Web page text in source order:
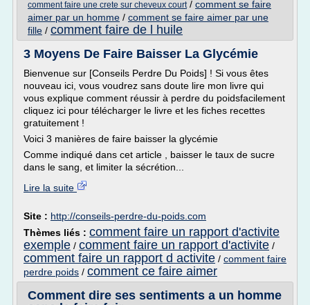
comment faire une crete sur cheveux court/ comment se faire
aimer par un homme / comment se faire aimer par une
fille / comment faire de l huile
3 Moyens De Faire Baisser La Glycémie
Bienvenue sur [Conseils Perdre Du Poids] ! Si vous êtes
nouveau ici, vous voudrez sans doute lire mon livre qui
vous explique comment réussir à perdre du poidsfacilement
cliquez ici pour télécharger le livre et les fiches recettes
gratuitement !
Voici 3 manières de faire baisser la glycémie
Comme indiqué dans cet article , baisser le taux de sucre
dans le sang, et limiter la sécrétion...
Lire la suite
Site : http://conseils-perdre-du-poids.com
Thèmes liés : comment faire un rapport d'activite
exemple / comment faire un rapport d'activite /
comment faire un rapport d activite / comment faire
perdre poids / comment ce faire aimer
Comment dire ses sentiments a un homme